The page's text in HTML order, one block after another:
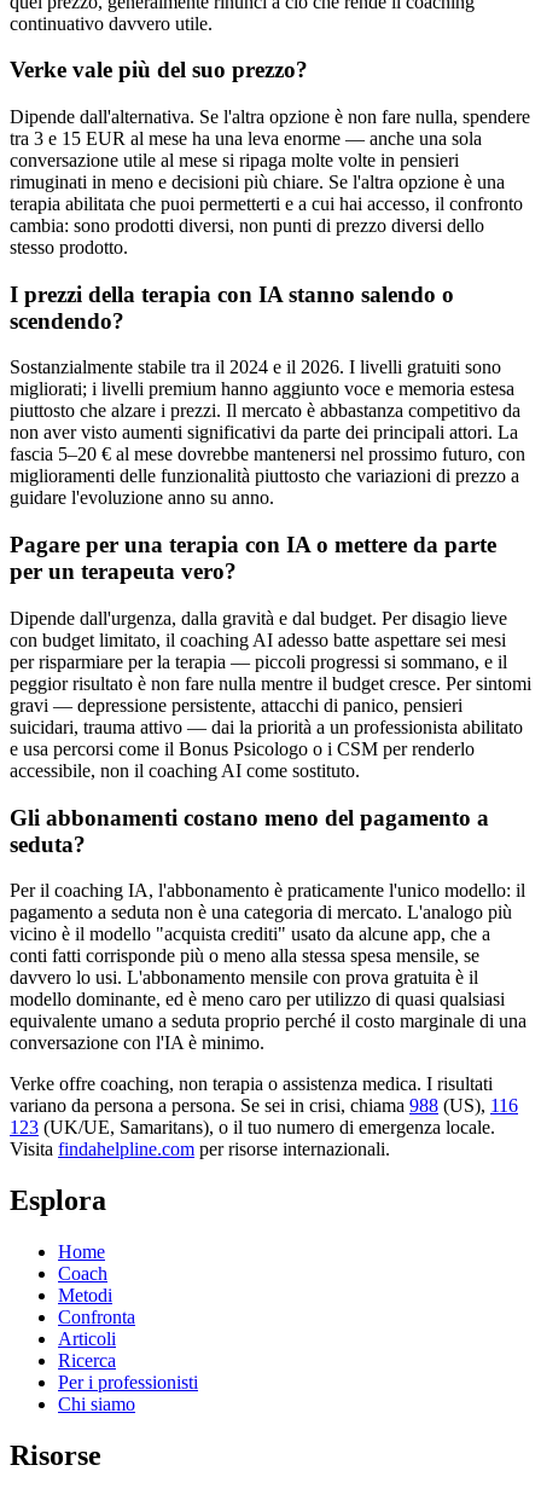
continuativo davvero utile.
Verke vale più del suo prezzo?
Dipende dall'alternativa. Se l'altra opzione è non fare nulla, spendere
tra 3 e 15 EUR al mese ha una leva enorme — anche una sola
conversazione utile al mese si ripaga molte volte in pensieri
rimuginati in meno e decisioni più chiare. Se l'altra opzione è una
terapia abilitata che puoi permetterti e a cui hai accesso, il confronto
cambia: sono prodotti diversi, non punti di prezzo diversi dello
stesso prodotto.
I prezzi della terapia con IA stanno salendo o
scendendo?
Sostanzialmente stabile tra il 2024 e il 2026. I livelli gratuiti sono
migliorati; i livelli premium hanno aggiunto voce e memoria estesa
piuttosto che alzare i prezzi. Il mercato è abbastanza competitivo da
non aver visto aumenti significativi da parte dei principali attori. La
fascia 5–20 € al mese dovrebbe mantenersi nel prossimo futuro, con
miglioramenti delle funzionalità piuttosto che variazioni di prezzo a
guidare l'evoluzione anno su anno.
Pagare per una terapia con IA o mettere da parte
per un terapeuta vero?
Dipende dall'urgenza, dalla gravità e dal budget. Per disagio lieve
con budget limitato, il coaching AI adesso batte aspettare sei mesi
per risparmiare per la terapia — piccoli progressi si sommano, e il
peggior risultato è non fare nulla mentre il budget cresce. Per sintomi
gravi — depressione persistente, attacchi di panico, pensieri
suicidari, trauma attivo — dai la priorità a un professionista abilitato
e usa percorsi come il Bonus Psicologo o i CSM per renderlo
accessibile, non il coaching AI come sostituto.
Gli abbonamenti costano meno del pagamento a
seduta?
Per il coaching IA, l'abbonamento è praticamente l'unico modello: il
pagamento a seduta non è una categoria di mercato. L'analogo più
vicino è il modello "acquista crediti" usato da alcune app, che a
conti fatti corrisponde più o meno alla stessa spesa mensile, se
davvero lo usi. L'abbonamento mensile con prova gratuita è il
modello dominante, ed è meno caro per utilizzo di quasi qualsiasi
equivalente umano a seduta proprio perché il costo marginale di una
conversazione con l'IA è minimo.
Verke offre coaching, non terapia o assistenza medica. I risultati
variano da persona a persona. Se sei in crisi, chiama 988 (US), 116
123 (UK/UE, Samaritans), o il tuo numero di emergenza locale.
Visita findahelpline.com per risorse internazionali.
Esplora
Home
Coach
Metodi
Confronta
Articoli
Ricerca
Per i professionisti
Chi siamo
Risorse